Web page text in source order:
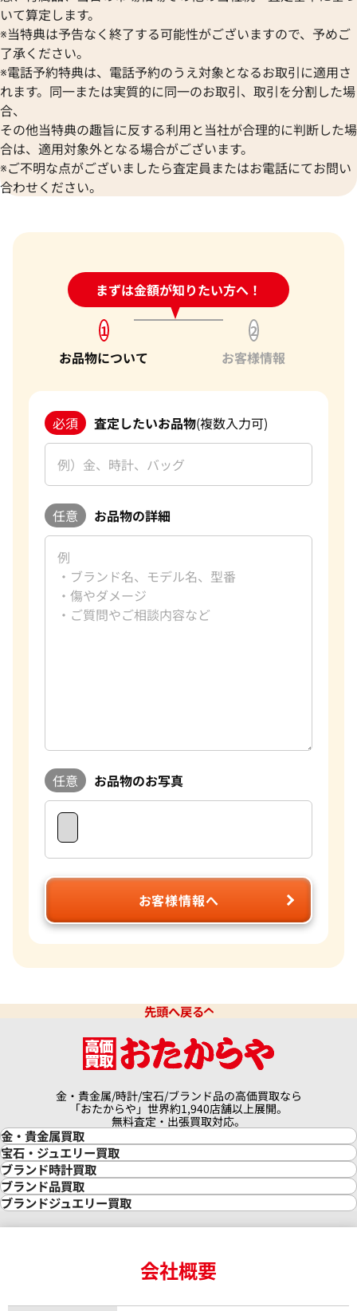
いて算定します。
※当特典は予告なく終了する可能性がございますので、予めご
了承ください。
※電話予約特典は、電話予約のうえ対象となるお取引に適用さ
れます。同一または実質的に同一のお取引、取引を分割した場
合、
その他当特典の趣旨に反する利用と当社が合理的に判断した場
合は、適用対象外となる場合がございます。
※ご不明な点がございましたら査定員またはお電話にてお問い
合わせください。
まずは金額が知りたい方へ！
24時間受付中!問い合わせフォーム
1
お品物について
2
お客様情報
必須 査定したいお品物(複数入力可)
任意 お品物の詳細
任意 お品物のお写真
お客様情報へ
先頭へ戻る
金・貴金属/時計/宝石/ブランド品の高価買取なら
「おたからや」世界約1,940店舗以上展開。
無料査定・出張買取対応。
金・貴金属買取
金買取
金の相場価格情報
金の参考買取価格一覧
インゴット買取
インゴットの相場価格情報
24金買取
宝石・ジュエリー買取
宝石・ジュエリー買取
ダイヤモンド買取
ダイヤモンド・宝石の参考価格一覧
リング・結婚指輪買取
エメラルド買取
ブランド時計買取
時計買取
ロレックス買取
ロレックス デイトナ買取
ロレックス サブマリーナー買取
ロレックス エクスプローラー買取
ロレックス デイトジャスト買取
ブランド品買取
ブランド買取
ブランドジュエリー買取
ヴァンクリーフ＆アーペル買取会社概要